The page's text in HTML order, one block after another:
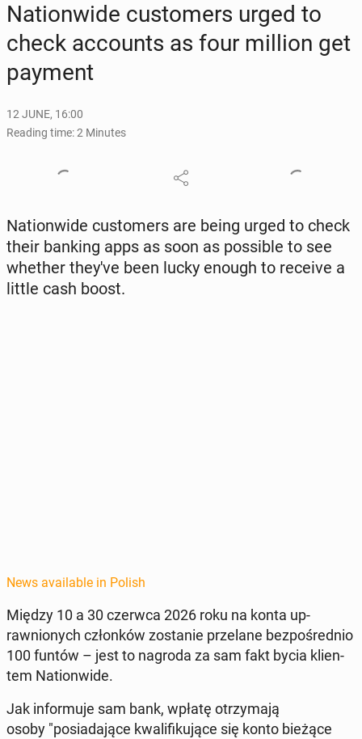
Na­tion­wide cus­tomers urged to
check ac­counts as four million get
payment
12 JUNE, 16:00
Reading time: 2 Minutes
Na­tion­wide cus­tomers are being urged to check
their banking apps as soon as pos­si­ble to see
whether they've been lucky enough to receive a
little cash boost.
News available in Polish
Między 10 a 30 czerwca 2026 roku na konta up­
rawnionych członków zostanie prze­lane bezpośred­nio
100 funtów – jest to nagroda za sam fakt bycia klien­
tem Na­tion­wide.
Jak in­for­mu­je sam bank, wpłatę otrzy­ma­ją
osoby "posi­ada­jące kwal­i­fiku­jące się konto bieżące